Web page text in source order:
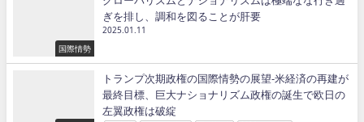
国際情勢
ぎを排し、調和を図ることが肝要
2025.01.11
トランプ次期政権の国際情勢の展望−米経済の再建が
最終目標、巨大ナショナリズム政権の誕生で欧日の
左翼政権は破綻